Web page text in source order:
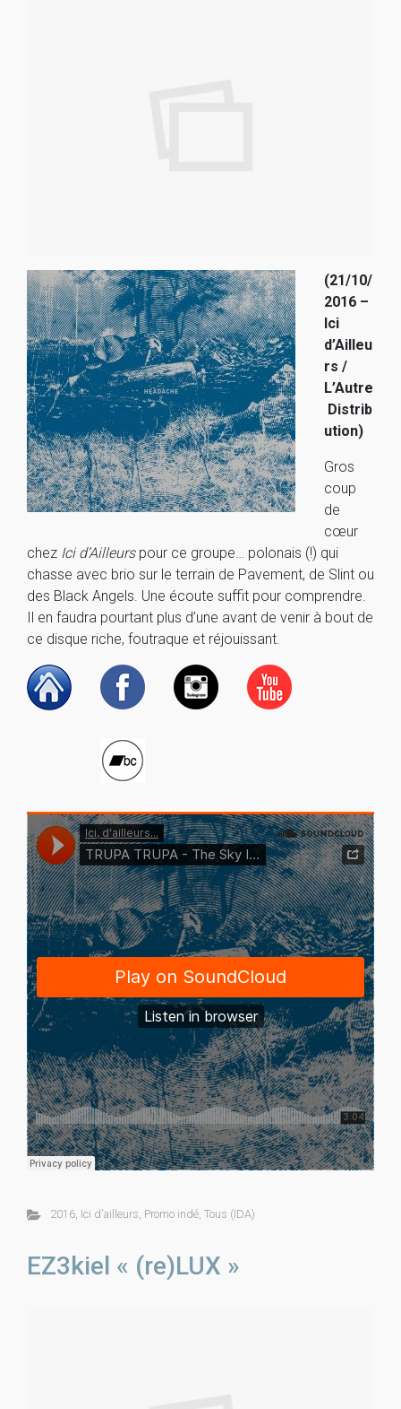
(21/10/
2016 –
Ici
d’Ailleu
rs /
L’Autre
Distrib
ution)
Gros
coup
de
cœur
chez Ici d’Ailleurs pour ce groupe… polonais (!) qui
chasse avec brio sur le terrain de Pavement, de Slint ou
des Black Angels. Une écoute suffit pour comprendre.
Il en faudra pourtant plus d’une avant de venir à bout de
ce disque riche, foutraque et réjouissant.
2016, Ici d'ailleurs, Promo indé, Tous (IDA)
EZ3kiel « (re)LUX »